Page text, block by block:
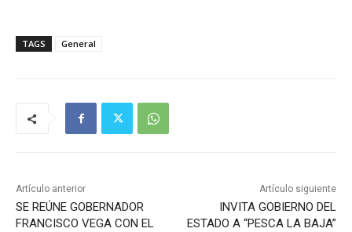
TAGS General
Artículo anterior
SE REÚNE GOBERNADOR
FRANCISCO VEGA CON EL
Artículo siguiente
INVITA GOBIERNO DEL
ESTADO A “PESCA LA BAJA”